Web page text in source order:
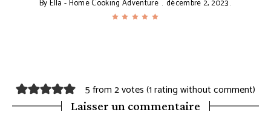
ByElla - Home Cooking Adventure décembre 2, 2023
5 from 2 votes (1 rating without comment)
Laisser un commentaire